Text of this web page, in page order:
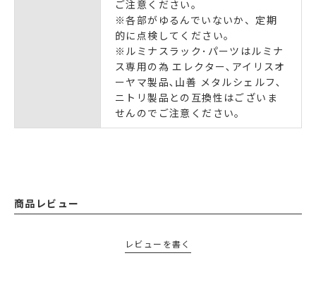
ご注意ください｡
※各部がゆるんでいないか、定期
的に点検してください。
※ルミナスラック･パーツはルミナ
ス専用の為 エレクター､アイリスオ
ーヤマ製品､山善 メタルシェルフ､
ニトリ製品との互換性はございま
せんのでご注意ください｡
商品レビュー
レビューを書く